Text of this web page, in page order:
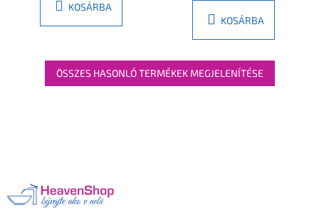
KOSÁRBA
KOSÁRBA
ÖSSZES HASONLÓ TERMÉKEK MEGJELENÍTÉSE